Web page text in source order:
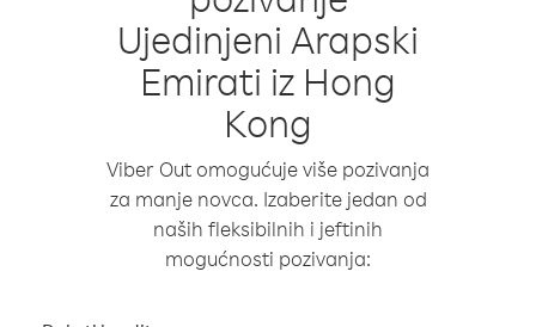
Ujedinjeni Arapski
Emirati iz Hong
Kong
Viber Out omogućuje više pozivanja
za manje novca. Izaberite jedan od
naših fleksibilnih i jeftinih
mogućnosti pozivanja: